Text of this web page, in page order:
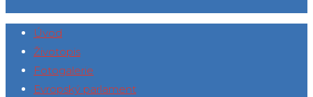
Úvod
Životopis
Fotogalerie
Evropský parlament